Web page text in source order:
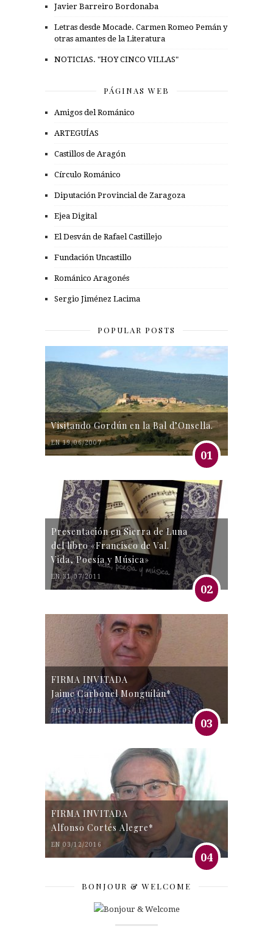
Javier Barreiro Bordonaba
Letras desde Mocade. Carmen Romeo Pemán y
otras amantes de la Literatura
NOTICIAS. "HOY CINCO VILLAS"
PÁGINAS WEB
Amigos del Románico
ARTEGUÍAS
Castillos de Aragón
Círculo Románico
Diputación Provincial de Zaragoza
Ejea Digital
El Desván de Rafael Castillejo
Fundación Uncastillo
Románico Aragonés
Sergio Jiménez Lacima
POPULAR POSTS
Visitando Gordún en la Bal d’Onsella.
EN 19/06/2007
01
Presentación en Sierra de Luna
del libro «Francisco de Val.
Vida, Poesía y Música»
EN 31/07/2011
02
FIRMA INVITADA
Jaime Carbonel Monguilán*
EN 05/11/2016
03
FIRMA INVITADA
Alfonso Cortés Alegre*
EN 03/12/2016
04
BONJOUR & WELCOME